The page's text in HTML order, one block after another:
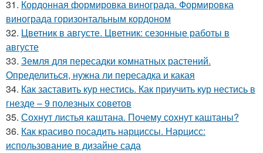
31. Кордонная формировка винограда. Формировка
винограда горизонтальным кордоном
32. Цветник в августе. Цветник: сезонные работы в
августе
33. Земля для пересадки комнатных растений.
Определиться, нужна ли пересадка и какая
34. Как заставить кур нестись. Как приучить кур нестись в
гнезде – 9 полезных советов
35. Сохнут листья каштана. Почему сохнут каштаны?
36. Как красиво посадить нарциссы. Нарцисс:
использование в дизайне сада